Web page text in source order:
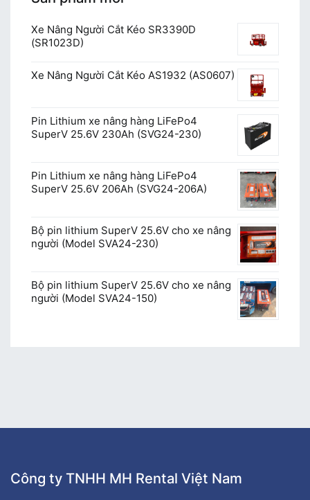
Xe Nâng Người Cắt Kéo SR3390D
(SR1023D)
Xe Nâng Người Cắt Kéo AS1932 (AS0607)
Pin Lithium xe nâng hàng LiFePo4
SuperV 25.6V 230Ah (SVG24-230)
Pin Lithium xe nâng hàng LiFePo4
SuperV 25.6V 206Ah (SVG24-206A)
Bộ pin lithium SuperV 25.6V cho xe nâng
người (Model SVA24-230)
Bộ pin lithium SuperV 25.6V cho xe nâng
người (Model SVA24-150)
Công ty TNHH MH Rental Việt Nam